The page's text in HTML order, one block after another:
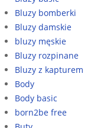
Bluzy bomberki
Bluzy damskie
bluzy męskie
Bluzy rozpinane
Bluzy z kapturem
Body
Body basic
born2be free